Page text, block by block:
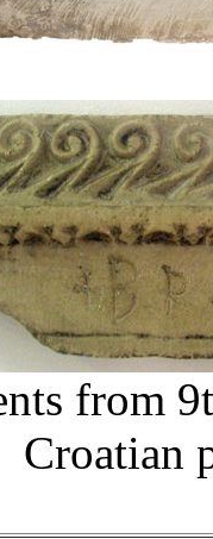
from
Croatian